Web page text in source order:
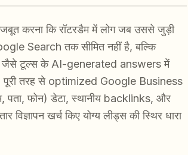
करना कि रॉटरडैम में लोग जब उससे जुड़ी
Search तक सीमित नहीं है, बल्कि
टूल्स के AI-generated answers में
है: पूरी तरह से optimized Google Business
पता, फोन) डेटा, स्थानीय backlinks, और
खर्च किए योग्य लीड्स की स्थिर धारा